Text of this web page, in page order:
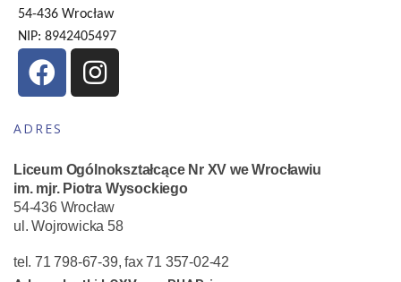
54-436 Wrocław
NIP: 8942405497
ADRES
Liceum Ogólnokształcące Nr XV we Wrocławiu
im. mjr. Piotra Wysockiego
54-436 Wrocław
ul. Wojrowicka 58
tel. 71 798-67-39, fax 71 357-02-42